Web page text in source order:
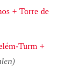
+ Torre de
Turm +